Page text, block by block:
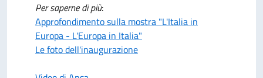
Per saperne di più:
Approfondimento sulla mostra "L'Italia in
Europa - L'Europa in Italia"
Le foto dell'inaugurazione